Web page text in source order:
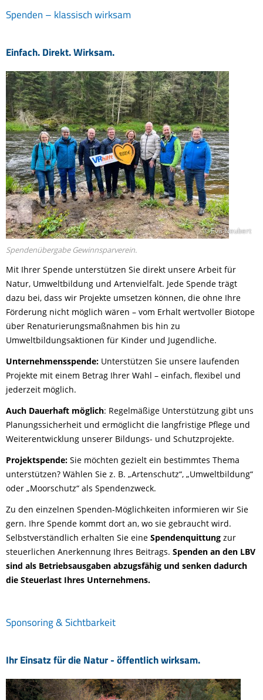
Spenden – klassisch wirksam
Einfach. Direkt. Wirksam.
© Eva Neubert
Spendenübergabe Gewinnsparverein.
Mit Ihrer Spende unterstützen Sie direkt unsere Arbeit für
Natur, Umweltbildung und Artenvielfalt. Jede Spende trägt
dazu bei, dass wir Projekte umsetzen können, die ohne Ihre
Förderung nicht möglich wären – vom Erhalt wertvoller Biotope
über Renaturierungsmaßnahmen bis hin zu
Umweltbildungsaktionen für Kinder und Jugendliche.
Unternehmensspende: Unterstützen Sie unsere laufenden
Projekte mit einem Betrag Ihrer Wahl – einfach, flexibel und
jederzeit möglich.
Auch Dauerhaft möglich: Regelmäßige Unterstützung gibt uns
Planungssicherheit und ermöglicht die langfristige Pflege und
Weiterentwicklung unserer Bildungs- und Schutzprojekte.
Projektspende: Sie möchten gezielt ein bestimmtes Thema
unterstützen? Wählen Sie z. B. „Artenschutz“, „Umweltbildung“
oder „Moorschutz“ als Spendenzweck.
Zu den einzelnen Spenden-Möglichkeiten informieren wir Sie
gern. Ihre Spende kommt dort an, wo sie gebraucht wird.
Selbstverständlich erhalten Sie eine Spendenquittung zur
steuerlichen Anerkennung Ihres Beitrags. Spenden an den LBV
sind als Betriebsausgaben abzugsfähig und senken dadurch
die Steuerlast Ihres Unternehmens.
Sponsoring & Sichtbarkeit
Ihr Einsatz für die Natur - öffentlich wirksam.